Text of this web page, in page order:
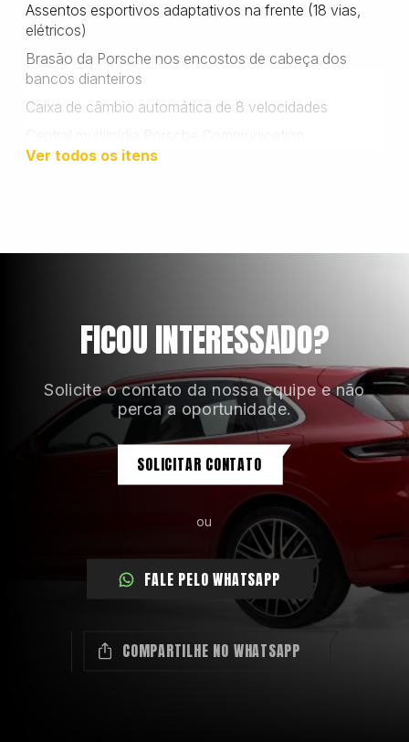
Assentos esportivos adaptativos na frente (18 vias,
elétricos)
Brasão da Porsche nos encostos de cabeça dos
bancos dianteiros
Caixa de câmbio automática de 8 velocidades
Management (PCM) de 12,3 polegadas
Ver todos os itens
FICOU INTERESSADO?
Solicite o contato da nossa equipe e não
perca a oportunidade.
SOLICITAR CONTATO
ou
FALE PELO WHATSAPP
COMPARTILHE NO WHATSAPP